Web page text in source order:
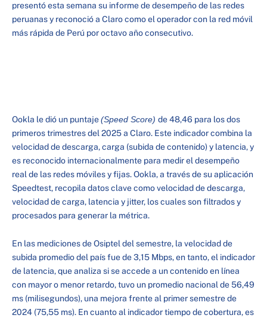
presentó esta semana su informe de desempeño de las redes
peruanas y reconoció a Claro como el operador con la red móvil
más rápida de Perú por octavo año consecutivo.
Ookla le dió un puntaje(Speed Score) de 48,46 para los dos
primeros trimestres del 2025 a Claro. Este indicador combina la
velocidad de descarga, carga (subida de contenido) y latencia, y
es reconocido internacionalmente para medir el desempeño
real de las redes móviles y fijas. Ookla, a través de su aplicación
Speedtest, recopila datos clave como velocidad de descarga,
velocidad de carga, latencia y jitter, los cuales son filtrados y
procesados para generar la métrica.
En las mediciones de Osiptel del semestre, la velocidad de
subida promedio del país fue de 3,15 Mbps, en tanto, el indicador
de latencia, que analiza si se accede a un contenido en línea
con mayor o menor retardo, tuvo un promedio nacional de 56,49
ms (milisegundos), una mejora frente al primer semestre de
2024 (75,55 ms). En cuanto al indicador tiempo de cobertura, es